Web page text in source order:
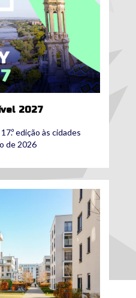
2027
edição às cidades
de 2026
call-for-
launched-